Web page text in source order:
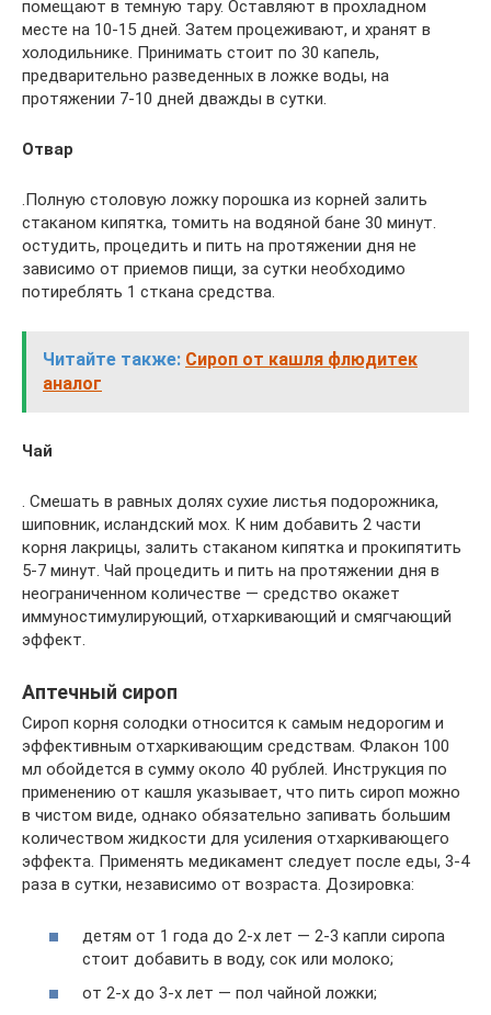
помещают в темную тару. Оставляют в прохладном
месте на 10-15 дней. Затем процеживают, и хранят в
холодильнике. Принимать стоит по 30 капель,
предварительно разведенных в ложке воды, на
протяжении 7-10 дней дважды в сутки.
Отвар
.Полную столовую ложку порошка из корней залить
стаканом кипятка, томить на водяной бане 30 минут.
остудить, процедить и пить на протяжении дня не
зависимо от приемов пищи, за сутки необходимо
потиреблять 1 сткана средства.
Читайте также: Сироп от кашля флюдитек
аналог
Чай
. Смешать в равных долях сухие листья подорожника,
шиповник, исландский мох. К ним добавить 2 части
корня лакрицы, залить стаканом кипятка и прокипятить
5-7 минут. Чай процедить и пить на протяжении дня в
неограниченном количестве — средство окажет
иммуностимулирующий, отхаркивающий и смягчающий
эффект.
Аптечный сироп
Сироп корня солодки относится к самым недорогим и
эффективным отхаркивающим средствам. Флакон 100
мл обойдется в сумму около 40 рублей. Инструкция по
применению от кашля указывает, что пить сироп можно
в чистом виде, однако обязательно запивать большим
количеством жидкости для усиления отхаркивающего
эффекта. Применять медикамент следует после еды, 3-4
раза в сутки, независимо от возраста. Дозировка:
детям от 1 года до 2-х лет — 2-3 капли сиропа
стоит добавить в воду, сок или молоко;
от 2-х до 3-х лет — пол чайной ложки;